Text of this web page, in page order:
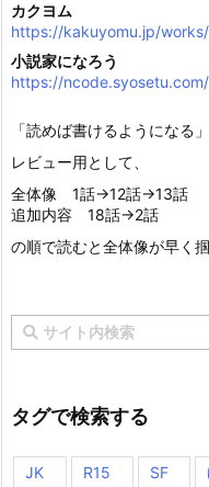
カクヨム
https://kakuyomu.jp/
小説家になろう
https://
「読めば書けるようになる
レビュー用として、
全体像 1話→12話→13話
追加内容 18話→2話
の順で読むと全体像が早く
タグで検索する
JK R15 SF